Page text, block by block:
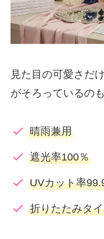
見た目の可愛さだ
がそろっているの
晴雨兼用
遮光率100％
UVカット率
折りたたみタ